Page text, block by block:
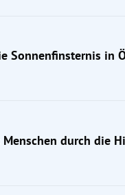
Sonnenfinsternis in
durch die